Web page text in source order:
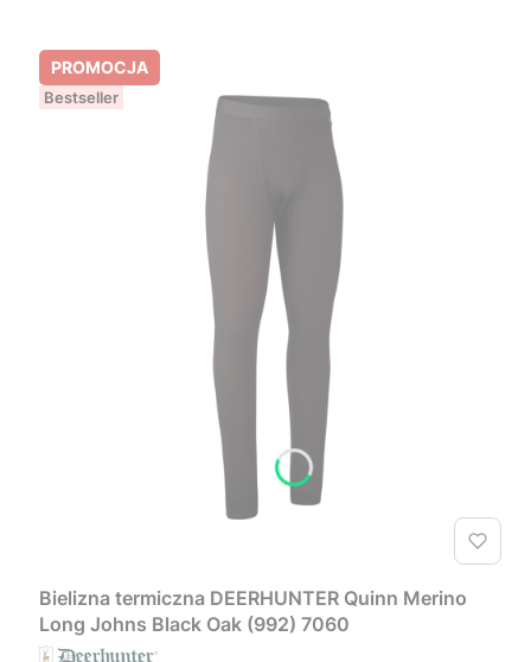
PROMOCJA
Bestseller
Bielizna termiczna DEERHUNTER Quinn Merino
Long Johns Black Oak (992) 7060